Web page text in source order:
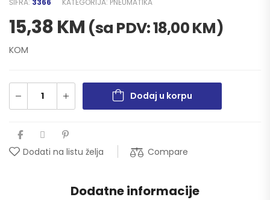
15,38KM (sa PDV:18,00KM)
KOM
Dodaj u korpu
Dodati na listu želja Compare
Dodatne informacije